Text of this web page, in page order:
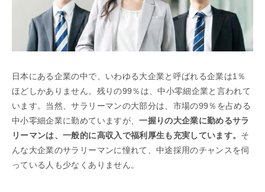
日本にある企業の中で、いわゆる大企業と呼ばれる企業は1％
ほどしかありません。残りの99％は、中小零細企業と言われて
います。当然、サラリーマンの大部分は、市場の99％を占める
中小零細企業に勤めていますが、一握りの大企業に勤めるサラ
リーマンは、一般的に高収入で福利厚生も充実しています。 そ
んな大企業のサラリーマンに憧れて、中途採用のチャンスを伺
っている人も少なくありません。